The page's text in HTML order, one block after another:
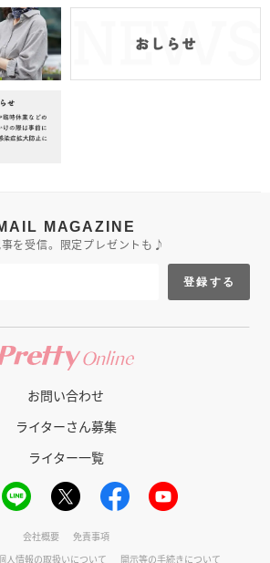
MAGAZINE
を受信。限定プレゼントも♪
登録する
お問い合わせ
ライターさん募集
ライター一覧
会社概要
免責事項
人情報の取扱いについて 開示等の手続きについて